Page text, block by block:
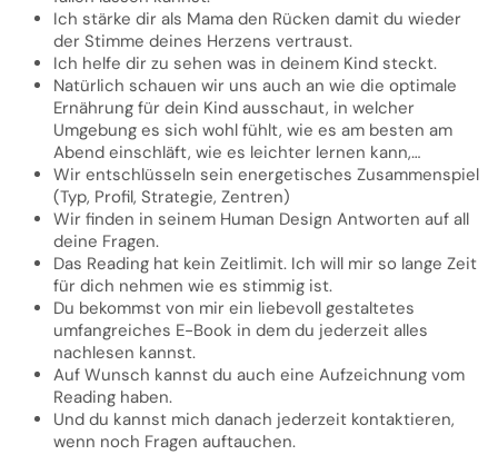
Ich stärke dir als Mama den Rücken damit du wieder
der Stimme deines Herzens vertraust.
Ich helfe dir zu sehen was in deinem Kind steckt.
Natürlich schauen wir uns auch an wie die optimale
Ernährung für dein Kind ausschaut, in welcher
Umgebung es sich wohl fühlt, wie es am besten am
Abend einschläft, wie es leichter lernen kann,…
Wir entschlüsseln sein energetisches Zusammenspiel
(Typ, Profil, Strategie, Zentren)
Wir finden in seinem Human Design Antworten auf all
deine Fragen.
Das Reading hat kein Zeitlimit. Ich will mir so lange Zeit
für dich nehmen wie es stimmig ist.
Du bekommst von mir ein liebevoll gestaltetes
umfangreiches E-Book in dem du jederzeit alles
nachlesen kannst.
Auf Wunsch kannst du auch eine Aufzeichnung vom
Reading haben.
Und du kannst mich danach jederzeit kontaktieren,
wenn noch Fragen auftauchen.